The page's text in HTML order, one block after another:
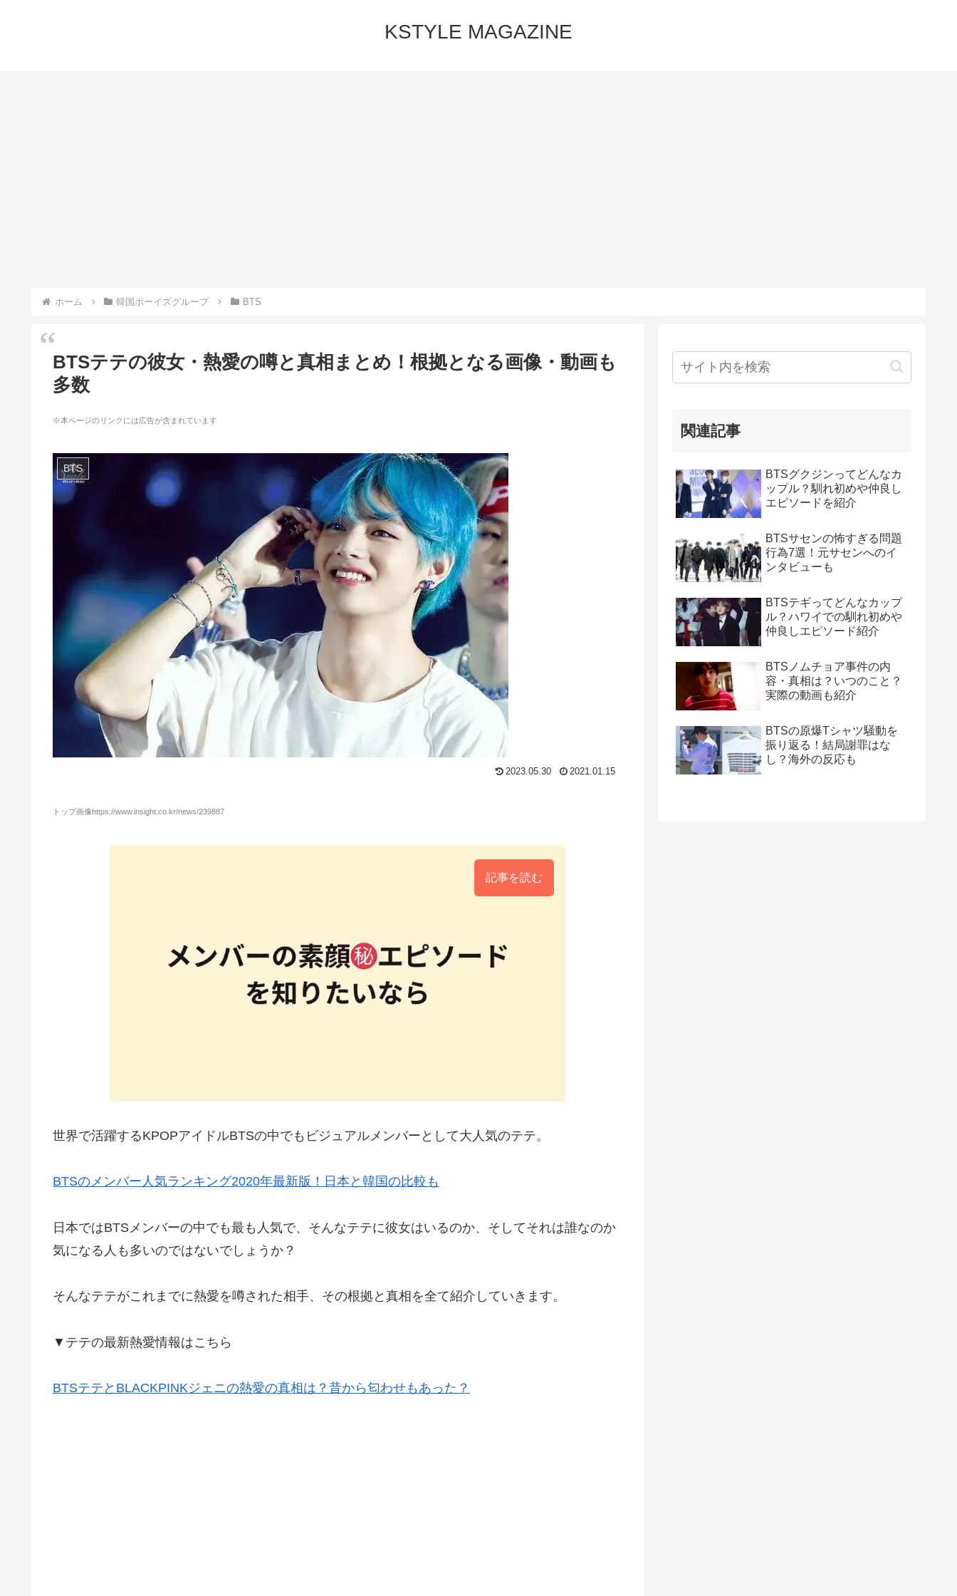
KSTYLE MAGAZINE
ホーム 韓国ボーイズグループ BTS
BTSテテの彼女・熱愛の噂と真相まとめ！根拠となる画像・動画も
多数
※本ページのリンクには広告が含まれています
BTS
2023.05.30 2021.01.15
トップ画像https://www.insight.co.kr/news/239887
記事を読む
世界で活躍するKPOPアイドルBTSの中でもビジュアルメンバーとして大人気のテテ。
BTSのメンバー人気ランキング2020年最新版！日本と韓国の比較も
日本ではBTSメンバーの中でも最も人気で、そんなテテに彼女はいるのか、そしてそれは誰なのか
気になる人も多いのではないでしょうか？
そんなテテがこれまでに熱愛を噂された相手、その根拠と真相を全て紹介していきます。
▼テテの最新熱愛情報はこちら
BTSテテとBLACKPINKジェニの熱愛の真相は？昔から匂わせもあった？
関連記事
BTSグクジンってどんなカ
ップル？馴れ初めや仲良し
エピソードを紹介
BTSサセンの怖すぎる問題
行為7選！元サセンへのイ
ンタビューも
BTSテギってどんなカップ
ル？ハワイでの馴れ初めや
仲良しエピソード紹介
BTSノムチョア事件の内
容・真相は？いつのこと？
実際の動画も紹介
BTSの原爆Tシャツ騒動を
振り返る！結局謝罪はな
し？海外の反応も